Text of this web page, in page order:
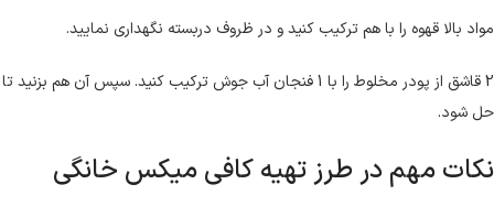
مواد بالا قهوه را با هم ترکیب کنید و در ظروف دربسته نگهداری نمایید.
2 قاشق از پودر مخلوط را با 1 فنجان آب جوش ترکیب کنید. سپس آن هم بزنید تا
حل شود.
نکات مهم در طرز تهیه کافی میکس خانگی